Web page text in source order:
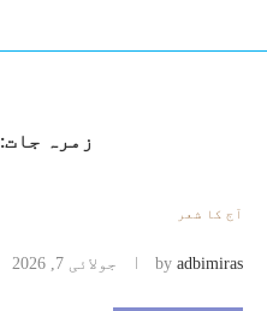
زمرہ جات:
آج کا شعر
by adbimiras جولائی 7, 2026